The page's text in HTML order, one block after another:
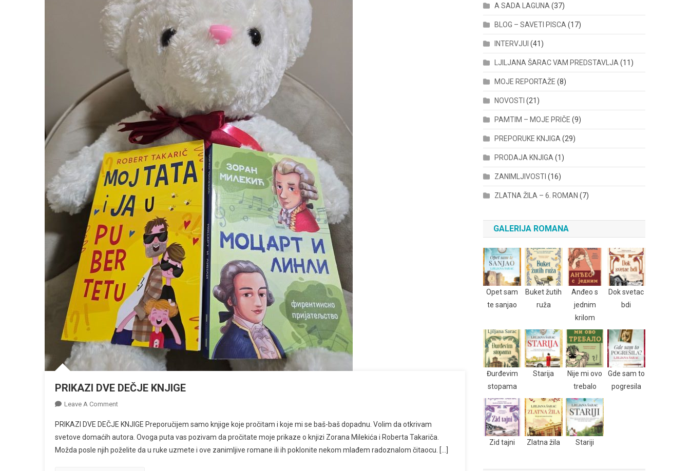
PRIKAZI DVE DEČJE KNJIGE
Leave A CommentOn
DVE
DEČJE
KNJIGE
PRIKAZI DVE DEČJE KNJIGE Preporučijem samo knjige koje pročitam i koje mi se baš-baš dopadnu. Volim da otkrivam
svetove domaćih autora. Ovoga puta vas pozivam da pročitate moje prikaze o knjizi Zorana Milekića i Roberta Takariča.
Možda posle njih poželite da u ruke uzmete i ove zanimljive romane ili ih poklonite nekom mlađem radoznalom čitaocu. […]
A SADA LAGUNA (37)
BLOG – SAVETI PISCA (17)
INTERVJUI (41)
LJILJANA ŠARAC VAM PREDSTAVLJA (11)
MOJE REPORTAŽE (8)
NOVOSTI (21)
PAMTIM – MOJE PRIČE (9)
PREPORUKE KNJIGA (29)
PRODAJA KNJIGA (1)
ZANIMLJIVOSTI (16)
ZLATNA ŽILA – 6. ROMAN (7)
GALERIJA ROMANA
Opet sam
te sanjao
Buket žutih
ruža
Anđeo s
jednim
krilom
Dok svetac
bdi
Đurđevim
stopama
Starija
Nije mi ovo
trebalo
Gde sam to
pogresila
Zid tajni Zlatna žila Stariji